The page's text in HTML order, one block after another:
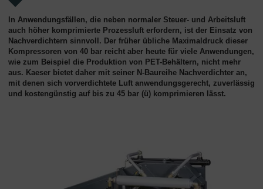
Übersicht
Lösungen
-
Übersicht
Service
-
In Anwendungsfällen, die neben normaler Steuer- und Arbeitsluft
auch höher komprimierte Prozessluft erfordern, ist der Einsatz von
Nachverdichtern sinnvoll. Der früher übliche Maximaldruck dieser
Kompressoren von 40 bar reicht aber heute für viele Anwendungen,
wie zum Beispiel die Produktion von PET-Behältern, nicht mehr
aus. Kaeser bietet daher mit seiner N-Baureihe Nachverdichter an,
mit denen sich vorverdichtete Luft anwendungsgerecht, zuverlässig
und kostengünstig auf bis zu 45 bar (ü) komprimieren lässt.